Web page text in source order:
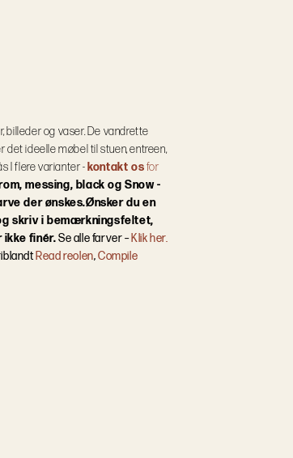
billeder og vaser. De vandrette
det ideelle møbel til stuen, entreen,
I flere varianter - kontakt osfor
messing, black og Snow -
der ønskes.Ønsker du en
skriv i bemærkningsfeltet,
ikke finér.Se alle farver –Klik her.
Read reolen,Compile